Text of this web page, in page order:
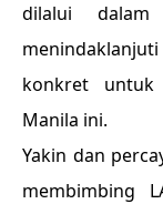
dilalui
konkret
Manila ini.
Yakin dan
membimbing